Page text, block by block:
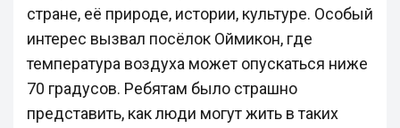
стране, её природе, истории, культуре. Особый
интерес вызвал посёлок Оймикон, где
температура воздуха может опускаться ниже
70 градусов. Ребятам было страшно
представить, как люди могут жить в таких